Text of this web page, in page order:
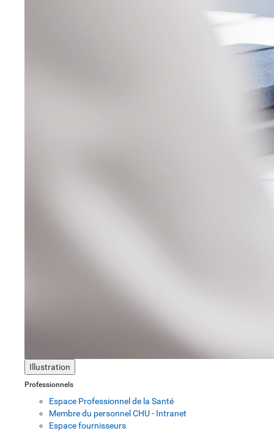
Illustration
Professionnels
Espace Professionnel de la Santé
Membre du personnel CHU - Intranet
Espace fournisseurs